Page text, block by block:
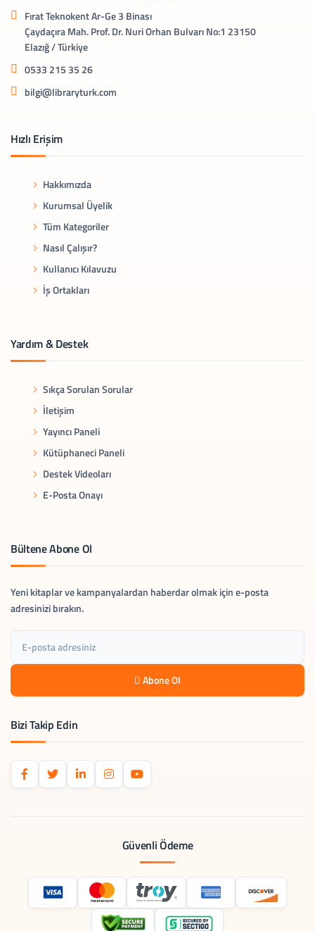
Fırat Teknokent Ar-Ge 3 Binası
Çaydaçıra Mah. Prof. Dr. Nuri Orhan Bulvarı No:1 23150
Elazığ / Türkiye
0533 215 35 26
bilgi@libraryturk.com
Hızlı Erişim
Hakkımızda
Kurumsal Üyelik
Tüm Kategoriler
Nasıl Çalışır?
Kullanıcı Kılavuzu
İş Ortakları
Yardım & Destek
Sıkça Sorulan Sorular
İletişim
Yayıncı Paneli
Kütüphaneci Paneli
Destek Videoları
E-Posta Onayı
Bültene Abone Ol
Yeni kitaplar ve kampanyalardan haberdar olmak için e-posta
adresinizi bırakın.
Abone Ol
Bizi Takip Edin
Güvenli Ödeme